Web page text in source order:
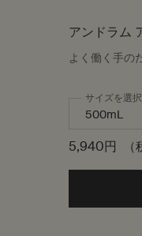
アンドラム
よく働く手の
サイズを選択
5,940円